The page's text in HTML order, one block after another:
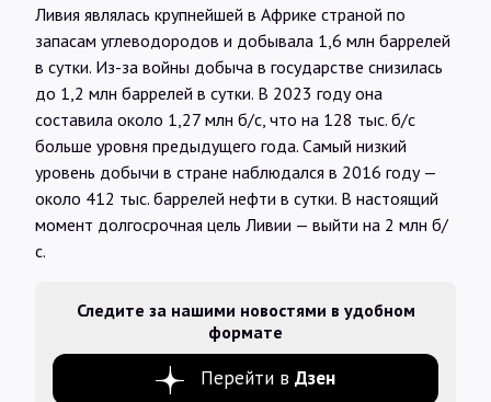
Ливия являлась крупнейшей в Африке страной по
запасам углеводородов и добывала 1,6 млн баррелей
в сутки. Из-за войны добыча в государстве снизилась
до 1,2 млн баррелей в сутки. В 2023 году она
составила около 1,27 млн б/с, что на 128 тыс. б/с
больше уровня предыдущего года. Самый низкий
уровень добычи в стране наблюдался в 2016 году —
около 412 тыс. баррелей нефти в сутки. В настоящий
момент долгосрочная цель Ливии — выйти на 2 млн б/
с.
Следите за нашими новостями в удобном
формате
Перейти в Дзен